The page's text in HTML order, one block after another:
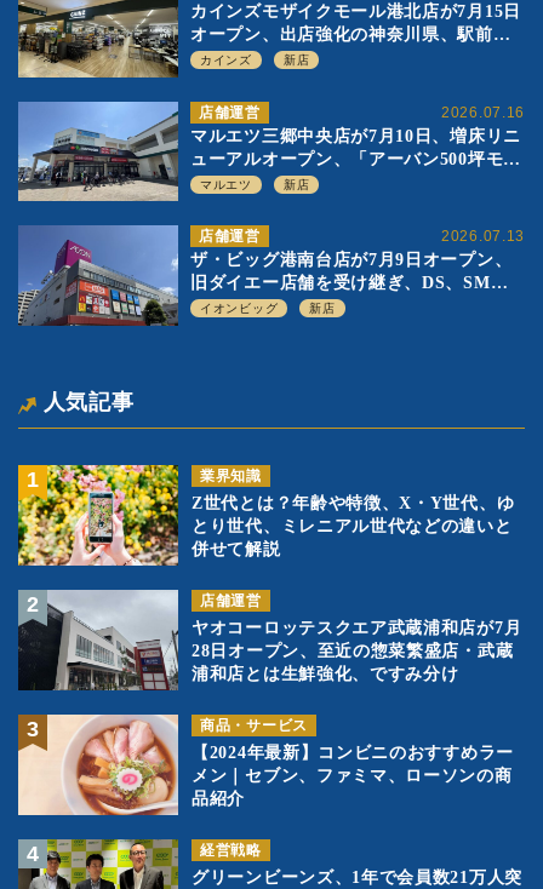
カインズモザイクモール港北店が7月15日
オープン、出店強化の神奈川県、駅前
SC2階の都市型小型店
カインズ 新店
2026.07.16
店舗運営
マルエツ三郷中央店が7月10日、増床リニ
ューアルオープン、「アーバン500坪モデ
ル」の実験を集大成、駅前立地受け、寿
マルエツ 新店
2026.07.13
店舗運営
ザ・ビッグ港南台店が7月9日オープン、
旧ダイエー店舗を受け継ぎ、DS、SM激
戦区にイオンビッグが出店へ
イオンビッグ 新店
人気記事
業界知識
Z世代とは？年齢や特徴、X・Y世代、ゆ
とり世代、ミレニアル世代などの違いと
併せて解説
店舗運営
ヤオコーロッテスクエア武蔵浦和店が7月
28日オープン、至近の惣菜繁盛店・武蔵
浦和店とは生鮮強化、ですみ分け
商品・サービス
【2024年最新】コンビニのおすすめラー
メン｜セブン、ファミマ、ローソンの商
品紹介
経営戦略
グリーンビーンズ、1年で会員数21万人突